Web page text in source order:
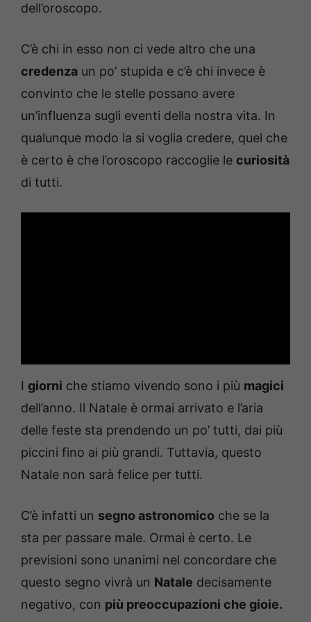
dell’oroscopo.
C’è chi in esso non ci vede altro che una
credenza un po’ stupida e c’è chi invece è
convinto che le stelle possano avere
un’influenza sugli eventi della nostra vita. In
qualunque modo la si voglia credere, quel che
è certo è che l’oroscopo raccoglie le curiosità
di tutti.
I giorni che stiamo vivendo sono i più magici
dell’anno. Il Natale è ormai arrivato e l’aria
delle feste sta prendendo un po’ tutti, dai più
piccini fino ai più grandi. Tuttavia, questo
Natale non sarà felice per tutti.
C’è infatti un segno astronomico che se la
sta per passare male. Ormai è certo. Le
previsioni sono unanimi nel concordare che
questo segno vivrà un Natale decisamente
negativo, con più preoccupazioni che gioie.